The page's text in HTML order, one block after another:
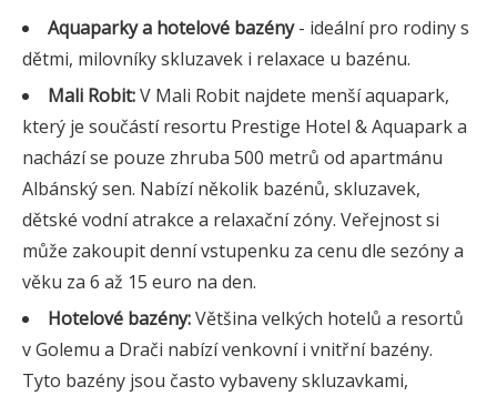
Aquaparky a hotelové bazény- ideální pro rodiny s
dětmi, milovníky skluzavek i relaxace u bazénu.
Mali Robit:V Mali Robit najdete menší aquapark,
který je součástí resortu Prestige Hotel & Aquapark a
nachází se pouze zhruba 500 metrů od apartmánu
Albánský sen. Nabízí několik bazénů, skluzavek,
dětské vodní atrakce a relaxační zóny. Veřejnost si
může zakoupit denní vstupenku za cenu dle sezóny a
věku za 6 až 15 euro na den.
Hotelové bazény:Většina velkých hotelů a resortů
v Golemu a Drači nabízí venkovní i vnitřní bazény.
Tyto bazény jsou často vybaveny skluzavkami,